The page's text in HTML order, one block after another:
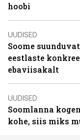
hoobi
UUDISED
Soome
eestlaste
ebaviisakalt
UUDISED
Soomlanna
kohe, siis miks